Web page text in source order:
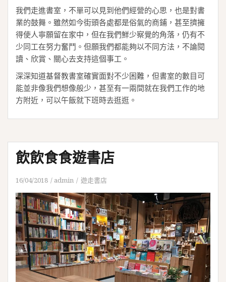
我們走進書室，不單可以見到他們經營的心思，也是對書
業的鼓舞。雖然如今街頭各處都是俗氣的商鋪，甚至擠擁
得使人寧願留在家中，但在我們鮮少察覺的角落，仍有不
少同工在努力奮鬥。但願我們都能夠以不同方法，不論閱
讀、欣賞、關心去支持這個事工。
深深知道基督教書室確實面對不少困難，但書室的數目可
能並非像我們想像般少，甚至有一兩間就在我們工作的地
方附近，可以午飯就下班時去逛逛。
飲飲食食遊書店
16/04/2018 admin 遊走書店